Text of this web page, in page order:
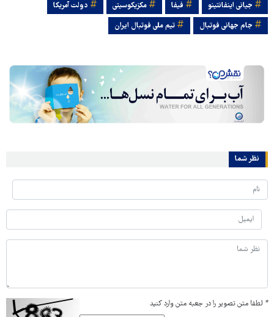
جیانی اینفانتینو فیفا مکزیکوسیتی
دولت آمریکا
جام جهانی فوتبال
تیم ملی فوتبال ایران
نظر شما
* لطفا متن تصویر را در جعبه متن وارد کنید